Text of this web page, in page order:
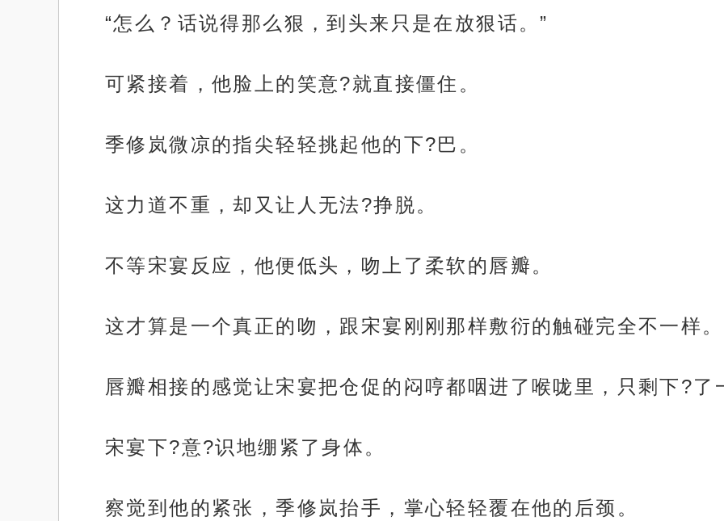
“怎么？话说得那么狠，到头来只是在放狠话。”
可紧接着，他脸上的笑意?就直接僵住。
季修岚微凉的指尖轻轻挑起他的下?巴。
这力道不重，却又让人无法?挣脱。
不等宋宴反应，他便低头，吻上了柔软的唇瓣。
这才算是一个真正的吻，跟宋宴刚刚那样敷衍的触碰完全不一样。
唇瓣相接的感觉让宋宴把仓促的闷哼都咽进了喉咙里，只剩下?了
宋宴下?意?识地绷紧了身体。
察觉到他的紧张，季修岚抬手，掌心轻轻覆在他的后颈。